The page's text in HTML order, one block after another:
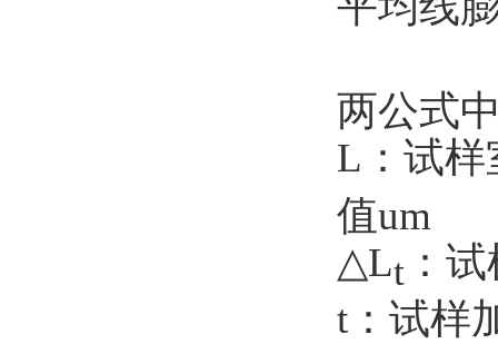
两公式
L ：试
值um
△Lt ：
t ：试